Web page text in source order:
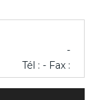
-
Tél : - Fax :